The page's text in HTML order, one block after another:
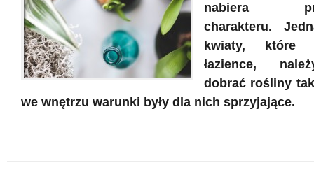
nabiera
charakteru.
kwiaty, które
łazience,
dobrać rośliny
we wnętrzu warunki były dla nich sprzyjające.